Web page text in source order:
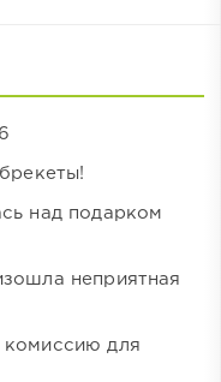
над подарком
неприятная
для